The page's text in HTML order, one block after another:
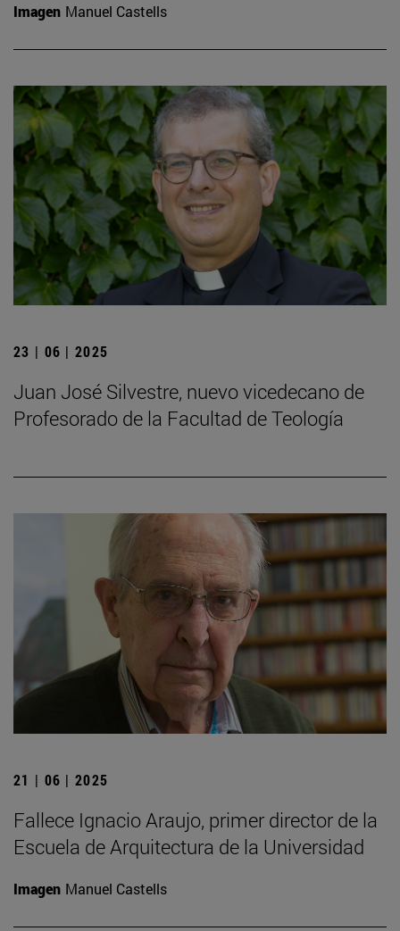
Imagen Manuel Castells
23 | 06 | 2025
Juan José Silvestre, nuevo vicedecano de
Profesorado de la Facultad de Teología
21 | 06 | 2025
Fallece Ignacio Araujo, primer director de la
Escuela de Arquitectura de la Universidad
Imagen Manuel Castells